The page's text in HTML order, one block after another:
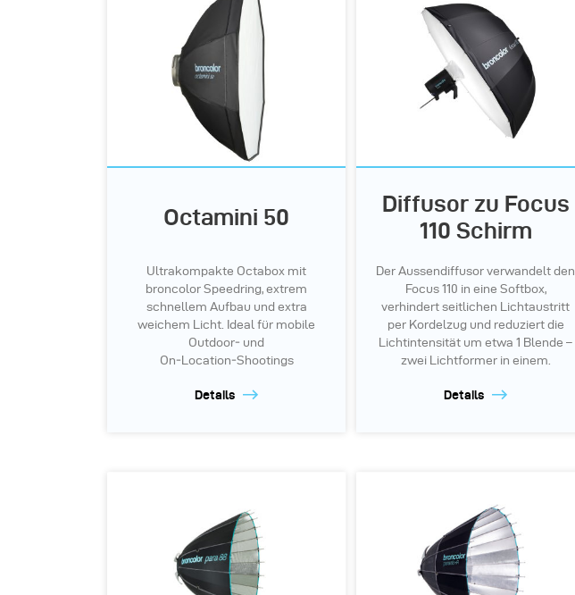
Octamini 50
Ultrakompakte Octabox mit
broncolor Speedring, extrem
schnellem Aufbau und extra
weichem Licht. Ideal für mobile
Outdoor‑ und
On‑Location‑Shootings
Details
Diffusor zu Focus
110 Schirm
Der Aussendiffusor verwandelt den
Focus 110 in eine Softbox,
verhindert seitlichen Lichtaustritt
per Kordelzug und reduziert die
Lichtintensität um etwa 1 Blende –
zwei Lichtformer in einem.
Details